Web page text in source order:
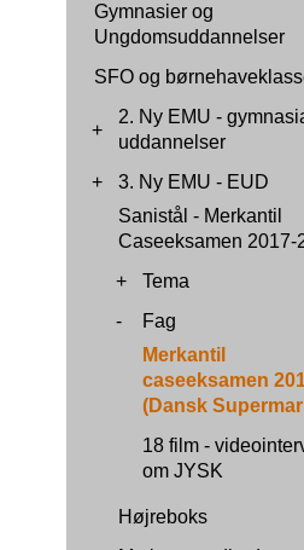
Gymnasier og
Ungdomsuddannelser
SFO og
+
2. Ny EMU -
uddannelser
+
3. Ny EMU - EUD
Sanistål - Merkantil
Caseeksamen 2017-
+
Tema
-
Fag
Merkantil
caseeksamen
(Dansk
18 film -
om JYSK
Højreboks